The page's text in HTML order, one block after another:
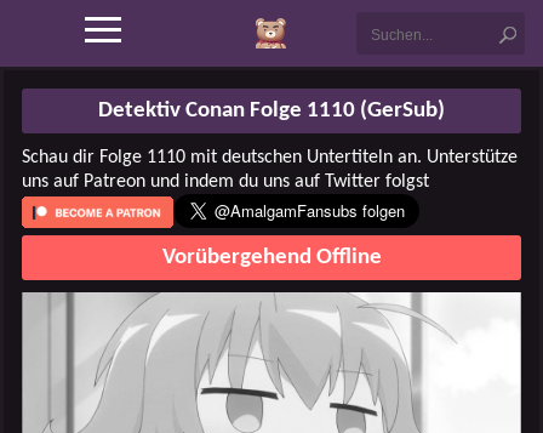
Detektiv Conan Folge 1110 (GerSub)
Schau dir Folge 1110 mit deutschen Untertiteln an. Unterstütze
uns auf Patreon und indem du uns auf Twitter folgst
Vorübergehend Offline